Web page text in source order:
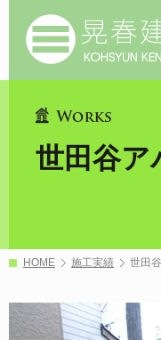
世田谷ア
HOME 施工実績 世田